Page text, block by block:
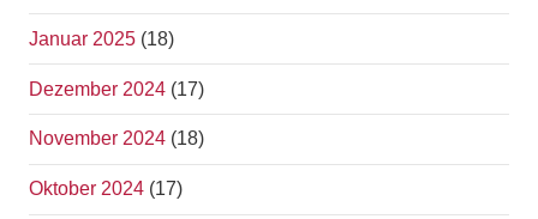
Januar 2025 (18)
Dezember 2024 (17)
November 2024 (18)
Oktober 2024 (17)